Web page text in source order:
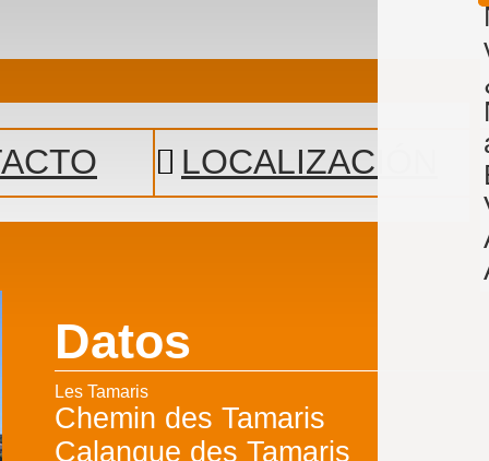
LOCALIZACIÓN
Datos
Les Tamaris
Chemin des Tamaris
Calanque des Tamaris